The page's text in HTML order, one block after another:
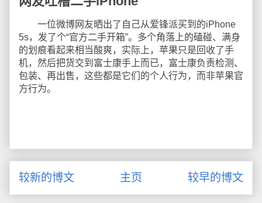
一位微博网友晒出了自己从爱锋派买到的iPhone
5s，发了个“官方二手开箱”。多个角落上的磕碰、满身
的划痕看起来相当酸爽，实际上，苹果只是回收了手
机，然后把货交到富士康手上而已，富士康负责检测、
包装、再出售，这些都是它们的个人行为，而非苹果官
方行为。
较新的博文 较早的博文
主页